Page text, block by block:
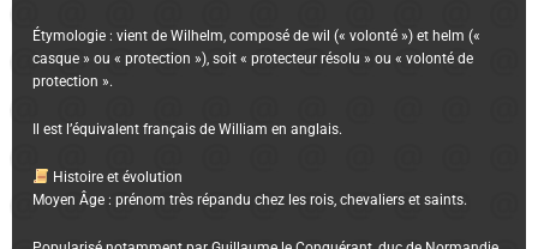
Étymologie : vient de Wilhelm, composé de wil (« volonté ») et helm («
casque » ou « protection »), soit « protecteur résolu » ou « volonté de
protection ».
Il est l’équivalent français de William en anglais.
Histoire et évolution
Moyen Âge : prénom très répandu chez les rois, chevaliers et saints.